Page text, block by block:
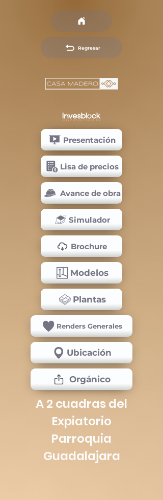
Regresar
Presentación
Lisa de precios
Avance de obra
Simulador
Brochure
Modelos
Plantas
Renders Generales
Ubicación
Orgánico
A 2 cuadras del
Expiatorio
Parroquia
Guadalajara